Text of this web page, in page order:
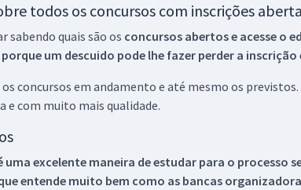
todos os concursos com inscrições
sabendo quais são os concursos abertos e acesse o
um descuido pode lhe fazer perder a
concursos em andamento e até mesmo os
e com muito mais qualidade.
uma excelente maneira de estudar para o
entende muito bem como as bancas